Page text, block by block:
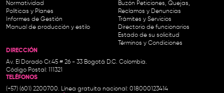
Normatividad
Políticas y Planes
Informes de Gestión
Manual de producción y estilo
Buzón Peticiones, Quejas,
Reclamos y Denuncias
Trámites y Servicios
Directorio de funcionarios
Estado de su solicitud
Términos y Condiciones
DIRECCIÓN
Av. El Dorado Cr.45 # 26 - 33 Bogotá D.C. Colombia.
Código Postal: 111321
TELÉFONOS
(+57) (601) 2200700. Línea gratuita nacional: 018000123414